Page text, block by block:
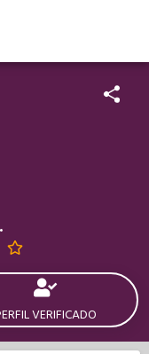
VERIFICADO